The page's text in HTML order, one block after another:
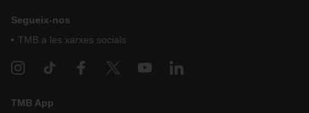
Segueix-nos
TMB a les xarxes socials
TMB App